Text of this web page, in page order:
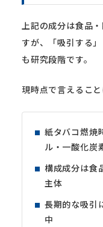
上記の成分は食品
すが、「吸引する
も研究段階です。
現時点で言えるこ
紙タバコ燃焼
ル・一酸化炭
構成成分は食
主体
長期的な吸引
中